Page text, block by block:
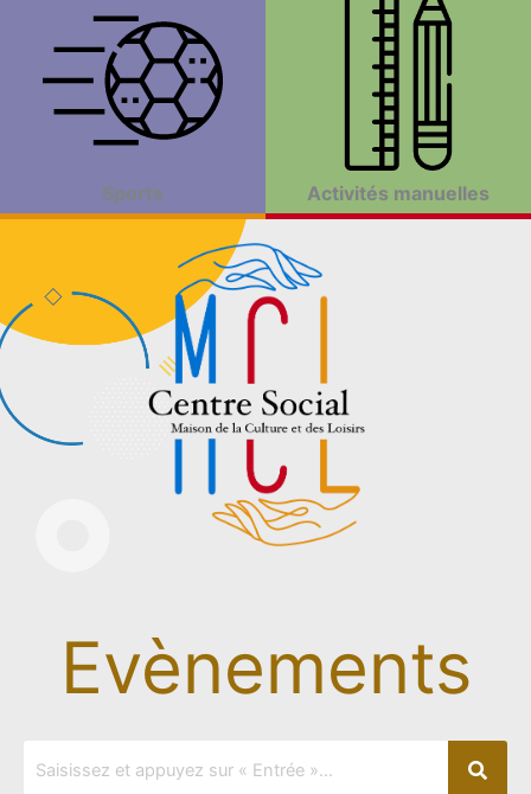
Sports Activités manuelles
Evènements